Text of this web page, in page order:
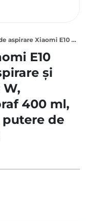
Wi-Fi, aspirare și spălare simultană, 35 W, 2500mAh, recipient praf 400 ml, recipient apă 200 ml, putere de aspirare 4000 Pa, alb
E10
și
W,
400 ml,
de